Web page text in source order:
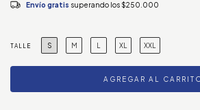
Envío gratis superando los $250.000
TALLE S M L XL XXL